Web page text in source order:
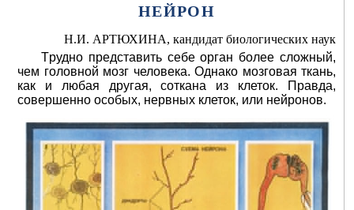
НЕЙРОН
Н.И. АРТЮХИНА, кандидат биологических наук
Tрудно представить себе орган более сложный,
чем головной мозг человека. Однако мозговая ткань,
как и любая другая, соткана из клеток. Правда,
совершенно особых, нервных клеток, или нейронов.